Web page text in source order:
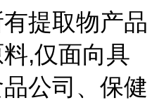
提取物产品
,仅面向具
公司、保健